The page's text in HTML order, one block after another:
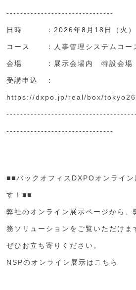
-------------------------------
日時 ：2026年8月18日（火
コース ：人事管理システムコー
会場 ：展示会場内 特設会場
受講申込 ：
https://dxpo.jp/real/box/
-------------------------------
■■バックオフィスDXPOオンライン
す！■■
弊社のオンライン展示ページから、
務ソリューションをご覧いただけま
ぜひお立ち寄りください。
NSPのオンライン展示はこちら